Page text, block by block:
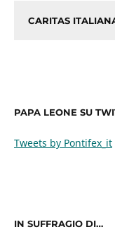
CARITAS
PAPA LEONE SU
Tweets by Pontifex_it
IN SUFFRAGIO DI…